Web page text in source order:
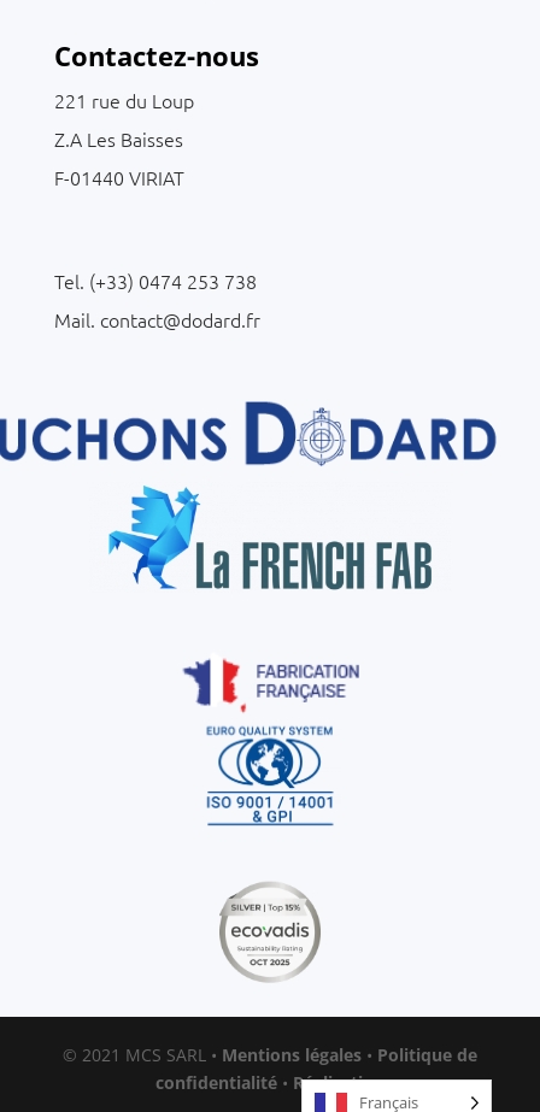
Contactez-nous
221 rue du Loup
Z.A Les Baisses
F-01440 VIRIAT
Tel. (+33) 0474 253 738
Mail. contact@dodard.fr
© 2021 MCS SARL • Mentions légales• Politique de
confidentialité• Réalisation
Français